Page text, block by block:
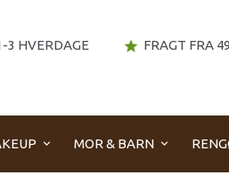
3 HVERDAGE star FRAGT FRA
MOR & BARN